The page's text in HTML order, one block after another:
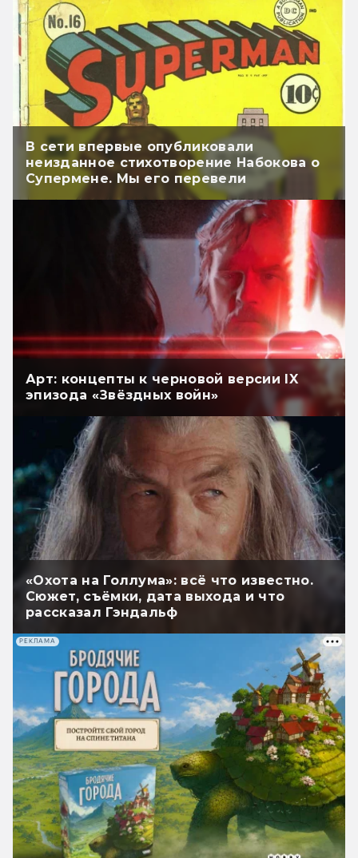
В сети впервые опубликовали
неизданное стихотворение Набокова о
Супермене. Мы его перевели
Арт: концепты к черновой версии IX
эпизода «Звёздных войн»
«Охота на Голлума»: всё что известно.
Сюжет, съёмки, дата выхода и что
рассказал Гэндальф
РЕКЛАМА